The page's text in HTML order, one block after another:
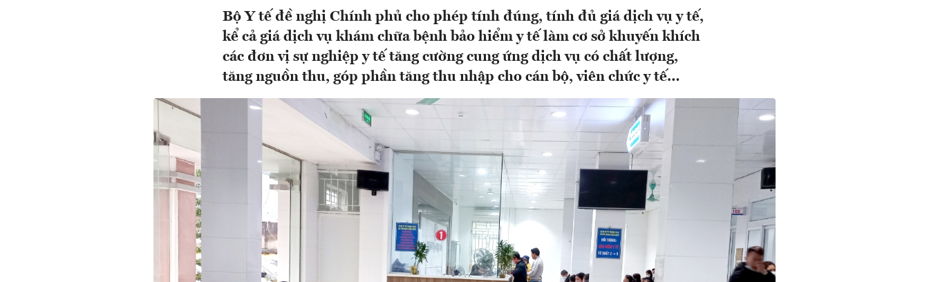
Bộ Y tế đề nghị Chính phủ cho phép tính đúng, tính đủ giá dịch vụ y tế,
kể cả giá dịch vụ khám chữa bệnh bảo hiểm y tế làm cơ sở khuyến khích
các đơn vị sự nghiệp y tế tăng cường cung ứng dịch vụ có chất lượng,
tăng nguồn thu, góp phần tăng thu nhập cho cán bộ, viên chức y tế…